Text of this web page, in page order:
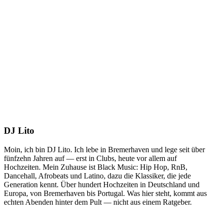
DJ Lito
Moin, ich bin DJ Lito. Ich lebe in Bremerhaven und lege seit über
fünfzehn Jahren auf — erst in Clubs, heute vor allem auf
Hochzeiten. Mein Zuhause ist Black Music: Hip Hop, RnB,
Dancehall, Afrobeats und Latino, dazu die Klassiker, die jede
Generation kennt. Über hundert Hochzeiten in Deutschland und
Europa, von Bremerhaven bis Portugal. Was hier steht, kommt aus
echten Abenden hinter dem Pult — nicht aus einem Ratgeber.